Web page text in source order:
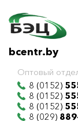
bcentr.by
Оптовый
8 (0152)
8 (0152)
8 (0152)
8 (029)